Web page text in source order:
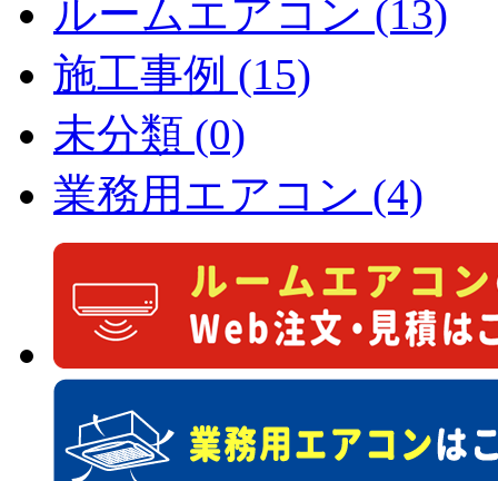
ルームエアコン (13)
施工事例 (15)
未分類 (0)
業務用エアコン (4)